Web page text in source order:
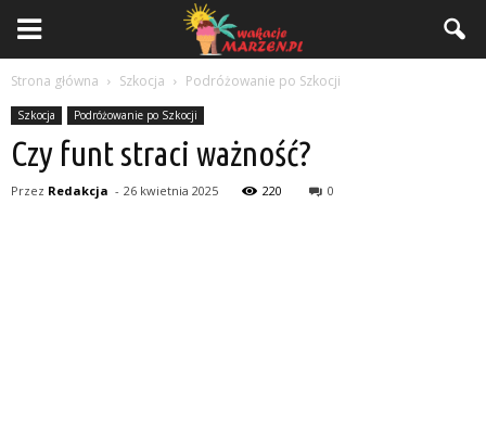
Strona główna Szkocja Podróżowanie po Szkocji
Szkocja Podróżowanie po Szkocji
Czy funt straci ważność?
Przez Redakcja - 26 kwietnia 2025 220 0